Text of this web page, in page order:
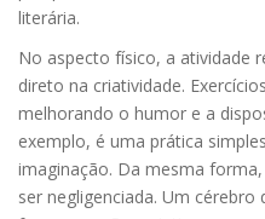
literária.
No aspecto físico, a atividade
direto na criatividade.
melhorando o humor e a
exemplo, é uma prática
imaginação. Da mesma
ser negligenciada. Um cérebro